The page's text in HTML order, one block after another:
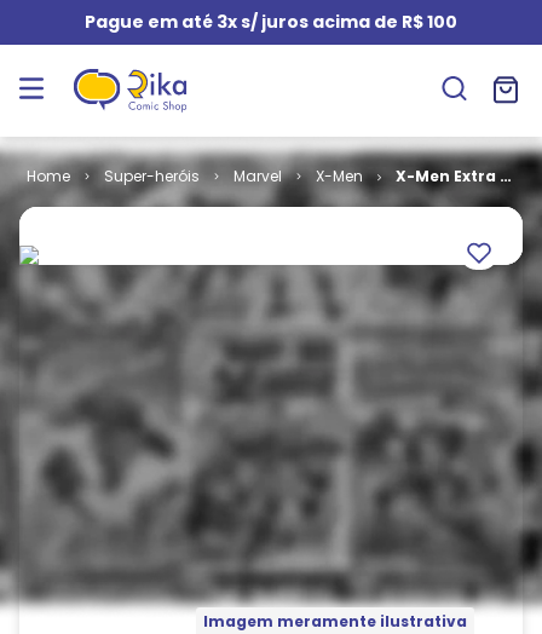
Pague em até 3x s/ juros acima de R$ 100
Super-heróis Marvel X-Men
X-Men Extra -
2ª Série # 19
Imagem meramente ilustrativa